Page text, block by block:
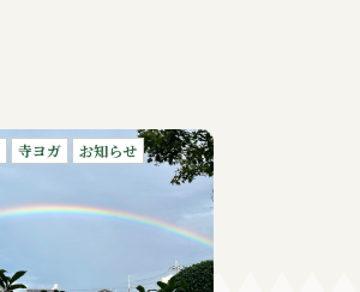
寺ヨガ
お知らせ